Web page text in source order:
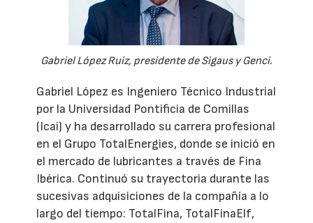
Gabriel López Ruiz, presidente de Sigaus y Genci.
Gabriel López es Ingeniero Técnico Industrial
por la Universidad Pontificia de Comillas
(Icai) y ha desarrollado su carrera profesional
en el Grupo TotalEnergies, donde se inició en
el mercado de lubricantes a través de Fina
Ibérica. Continuó su trayectoria durante las
sucesivas adquisiciones de la compañía a lo
largo del tiempo: TotalFina, TotalFinaElf,